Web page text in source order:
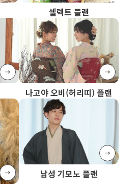
셀렉트 플랜
나고야 오비(허리띠) 플랜
남성 기모노 플랜